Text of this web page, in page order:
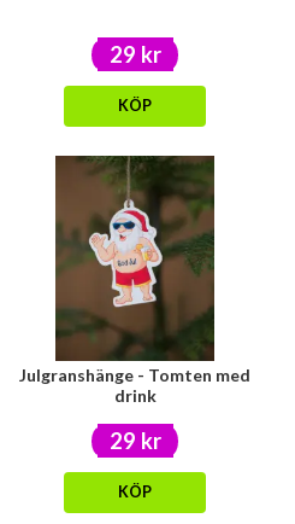
29 kr
KÖP
Julgranshänge - Tomten med
drink
29 kr
KÖP